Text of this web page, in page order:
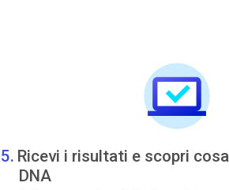
Ricevi i risultati e scopri
DNA